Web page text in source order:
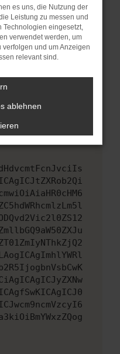
nur ein
kann auch dazu
nicht mehr
Schritte versucht
Wir werden
beheben. Du kannst
uns bei der
es uns, die Nutzung der
Leistung zu messen und
Technologien eingesetzt,
verwendet werden, um
und um Anzeigen
relevant sind.
ablehnen